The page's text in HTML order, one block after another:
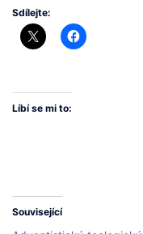
Sdílejte:
Líbí se mi to:
Související